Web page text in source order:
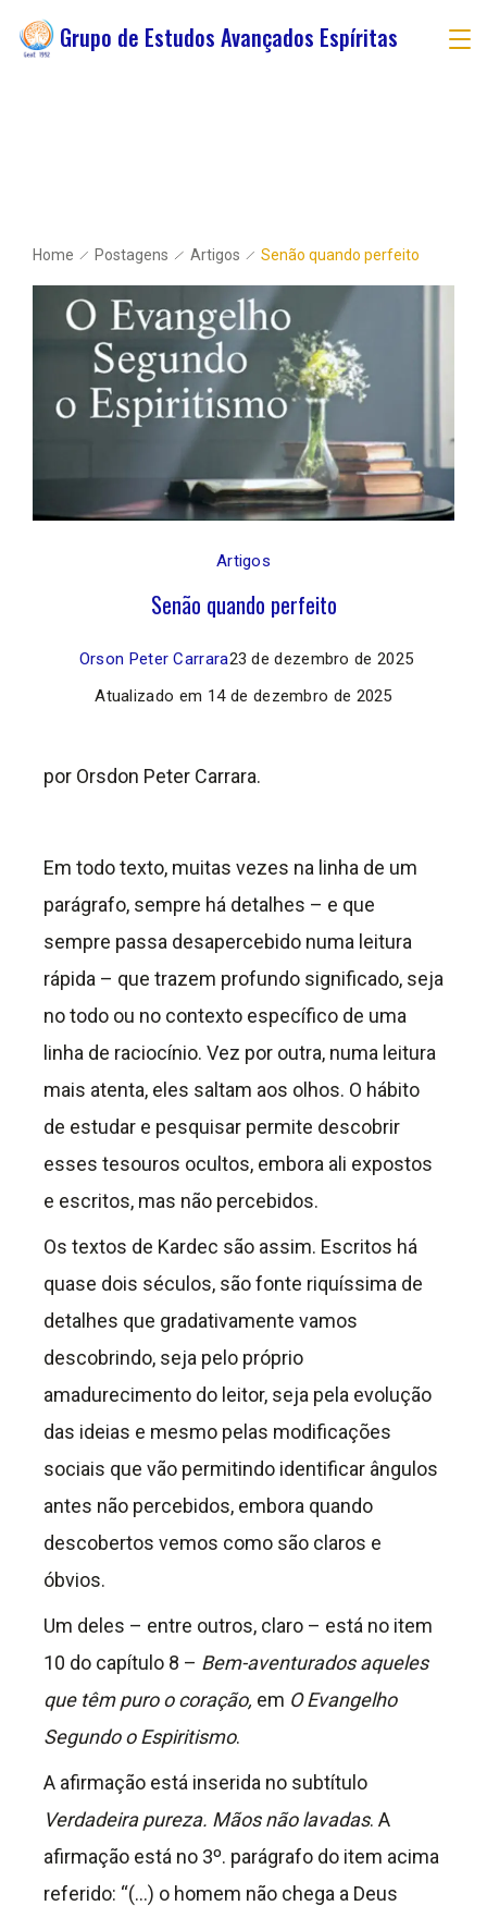
Grupo de Estudos Avançados Espíritas
Home Postagens Artigos Senão quando perfeito
Artigos
Senão quando perfeito
Orson Peter Carrara23 de dezembro de 2025
Atualizado em 14 de dezembro de 2025
por Orsdon Peter Carrara.
Em todo texto, muitas vezes na linha de um
parágrafo, sempre há detalhes – e que
sempre passa desapercebido numa leitura
rápida – que trazem profundo significado, seja
no todo ou no contexto específico de uma
linha de raciocínio. Vez por outra, numa leitura
mais atenta, eles saltam aos olhos. O hábito
de estudar e pesquisar permite descobrir
esses tesouros ocultos, embora ali expostos
e escritos, mas não percebidos.
Os textos de Kardec são assim. Escritos há
quase dois séculos, são fonte riquíssima de
detalhes que gradativamente vamos
descobrindo, seja pelo próprio
amadurecimento do leitor, seja pela evolução
das ideias e mesmo pelas modificações
sociais que vão permitindo identificar ângulos
antes não percebidos, embora quando
descobertos vemos como são claros e
óbvios.
Um deles – entre outros, claro – está no item
10 do capítulo 8 – Bem-aventurados aqueles
que têm puro o coração, em O Evangelho
Segundo o Espiritismo.
A afirmação está inserida no subtítulo
Verdadeira pureza. Mãos não lavadas. A
afirmação está no 3º. parágrafo do item acima
referido: “(…) o homem não chega a Deus